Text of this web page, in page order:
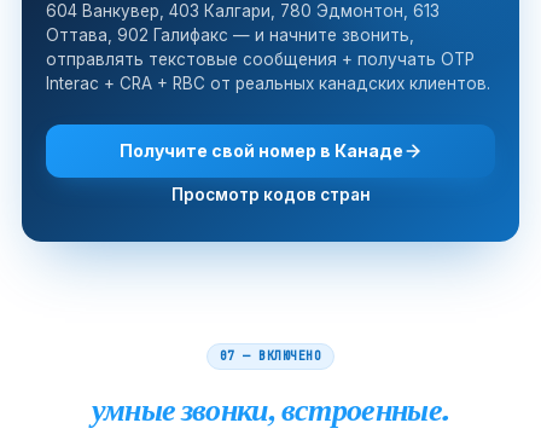
604 Ванкувер, 403 Калгари, 780 Эдмонтон, 613
Оттава, 902 Галифакс — и начните звонить,
отправлять текстовые сообщения + получать OTP
Interac + CRA + RBC от реальных канадских клиентов.
Получите свой номер в Канаде
Просмотр кодов стран
07 — ВКЛЮЧЕНО
умные звонки, встроенные.